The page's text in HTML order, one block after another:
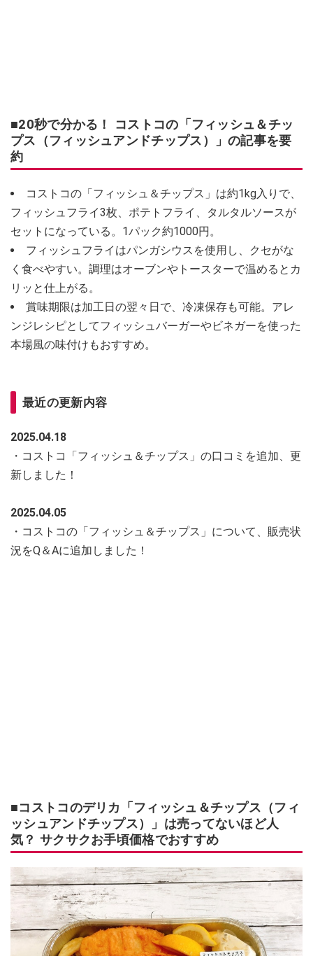
■20秒で分かる！ コストコの「フィッシュ＆チッ
プス（フィッシュアンドチップス）」の記事を要
約
コストコの「フィッシュ＆チップス」は約1kg入りで、
フィッシュフライ3枚、ポテトフライ、タルタルソースが
セットになっている。1パック約1000円。
フィッシュフライはパンガシウスを使用し、クセがな
く食べやすい。調理はオーブンやトースターで温めるとカ
リッと仕上がる。
賞味期限は加工日の翌々日で、冷凍保存も可能。アレ
ンジレシピとしてフィッシュバーガーやビネガーを使った
本場風の味付けもおすすめ。
最近の更新内容
2025.04.18
・コストコ「フィッシュ＆チップス」の口コミを追加、更
新しました！
2025.04.05
・コストコの「フィッシュ＆チップス」について、販売状
況をQ＆Aに追加しました！
■コストコのデリカ「フィッシュ＆チップス（フィ
ッシュアンドチップス）」は売ってないほど人
気？ サクサクお手頃価格でおすすめ